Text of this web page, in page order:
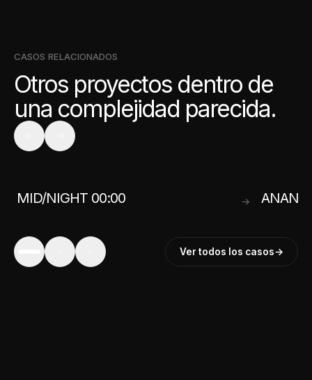
CASOS RELACIONADOS
Otros proyectos dentro de
una complejidad parecida.
MID/NIGHT 00:00 → ANANE
Ver todos los casos→